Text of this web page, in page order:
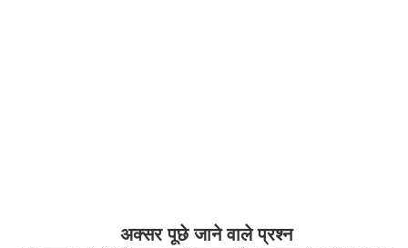
अक्सर पूछे जाने वाले प्रश्न